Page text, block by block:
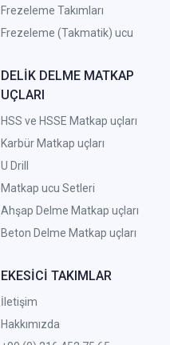
Frezeleme Takımları
Frezeleme (Takmatik) ucu
DELİK DELME MATKAP
UÇLARI
HSS ve HSSE Matkap uçları
Karbür Matkap uçları
U Drill
Matkap ucu Setleri
Ahşap Delme Matkap uçları
Beton Delme Matkap uçları
EKESİCİ TAKIMLAR
İletişim
Hakkımızda